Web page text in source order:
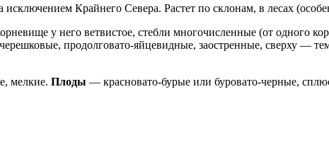
исключением Крайнего Севера. Растет по склонам, в лесах
у него ветвистое, стебли многочисленные (от одного
продолговато-яйцевидные, заостренные, сверху —
мелкие. Плоды — красновато-бурые или буровато-черные,